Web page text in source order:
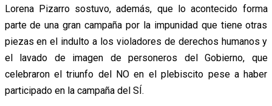
Lorena Pizarro sostuvo, además, que lo acontecido forma
parte de una gran campaña por la impunidad que tiene otras
piezas en el indulto a los violadores de derechos humanos y
el lavado de imagen de personeros del Gobierno, que
celebraron el triunfo del NO en el plebiscito pese a haber
participado en la campaña del SÍ.